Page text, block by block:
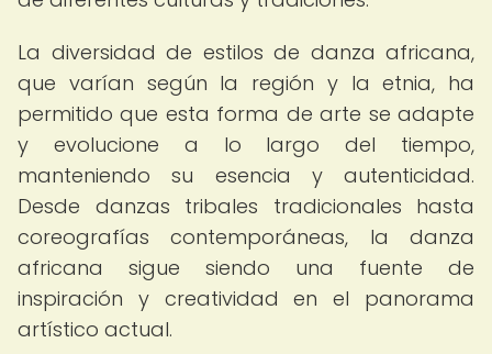
La diversidad de estilos de danza africana,
que varían según la región y la etnia, ha
permitido que esta forma de arte se adapte
y evolucione a lo largo del tiempo,
manteniendo su esencia y autenticidad.
Desde danzas tribales tradicionales hasta
coreografías contemporáneas, la danza
africana sigue siendo una fuente de
inspiración y creatividad en el panorama
artístico actual.